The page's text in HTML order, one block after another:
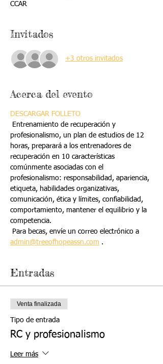
CCAR
Invitados
+3 otros invitados
Acerca del evento
DESCARGAR FOLLETO
profesionalismo, un plan de estudios de 12
horas, preparará a los entrenadores de
recuperación en 10 características
comúnmente asociadas con el
profesionalismo: responsabilidad, apariencia,
etiqueta, habilidades organizativas,
comunicación, ética y límites, confiabilidad,
comportamiento, mantener el equilibrio y la
competencia.
Para becas, envíe un correo electrónico a
admin@treeofhopeassn.com .
Entradas
Venta finalizada
Tipo de entrada
RC y profesionalismo
Leer más